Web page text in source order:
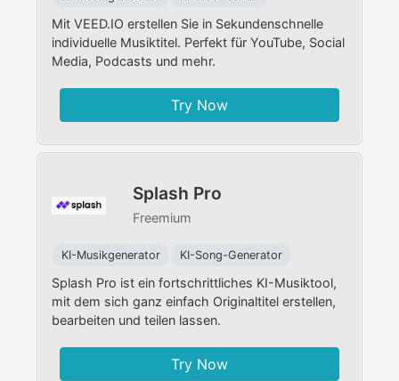
Mit VEED.IO erstellen Sie in Sekundenschnelle
individuelle Musiktitel. Perfekt für YouTube, Social
Media, Podcasts und mehr.
Try Now
Splash Pro
Freemium
KI-Musikgenerator KI-Song-Generator
Splash Pro ist ein fortschrittliches KI-Musiktool,
mit dem sich ganz einfach Originaltitel erstellen,
bearbeiten und teilen lassen.
Try Now